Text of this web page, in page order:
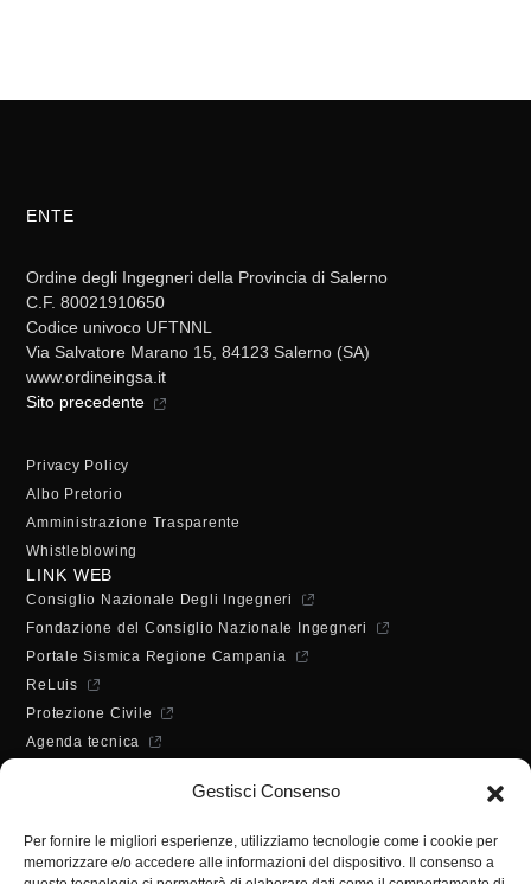
Gestisci Consenso
Per fornire le migliori esperienze, utilizziamo tecnologie come i cookie per
memorizzare e/o accedere alle informazioni del dispositivo. Il consenso a
ENTE
Ordine degli Ingegneri della Provincia di Salerno
C.F. 80021910650
Codice univoco UFTNNL
Via Salvatore Marano 15, 84123 Salerno (SA)
www.ordineingsa.it
Sito precedente
Privacy Policy
Albo Pretorio
Amministrazione Trasparente
Whistleblowing
LINK WEB
Consiglio Nazionale Degli Ingegneri
Fondazione del Consiglio Nazionale Ingegneri
Portale Sismica Regione Campania
ReLuis
Protezione Civile
Agenda tecnica
ORARI DI APERTURA
10:00 - 12:00
Martedì - Giovedì: